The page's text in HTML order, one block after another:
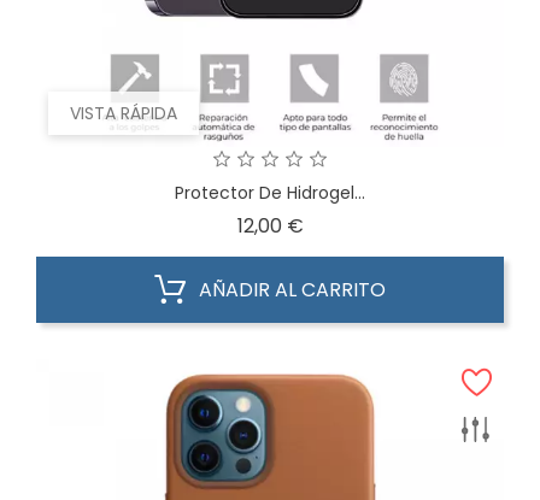
VISTA RÁPIDA
Protector De Hidrogel...
12,00 €Precio
AÑADIR AL CARRITO